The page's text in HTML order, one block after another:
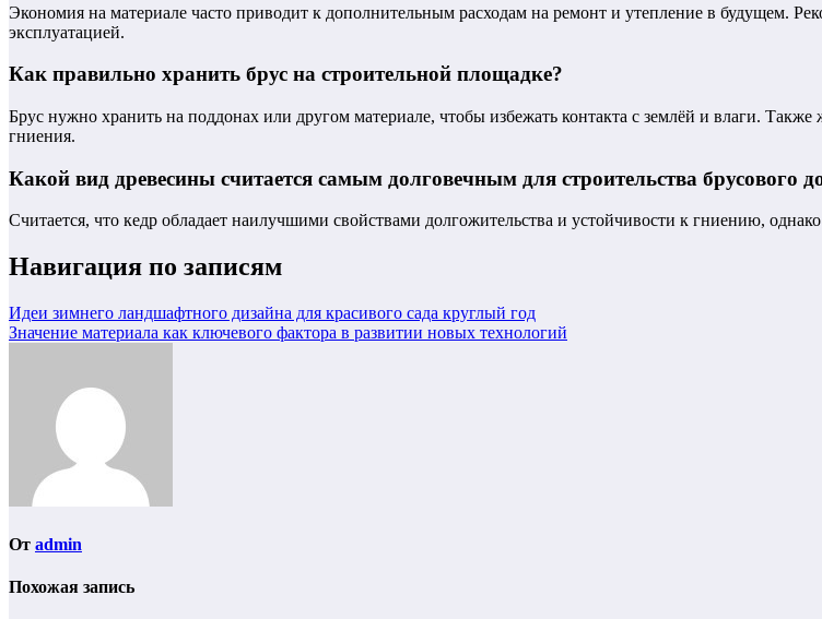
Экономия на материале часто приводит к дополнительным расходам на ремонт и утепление в будущем.
эксплуатацией.
Как правильно хранить брус на строительной площадке?
Брус нужно хранить на поддонах или другом материале, чтобы избежать контакта с землёй и влаги.
гниения.
Какой вид древесины считается самым долговечным для строительства брусового
Считается, что кедр обладает наилучшими свойствами долгожительства и устойчивости к гниению,
Навигация по записям
Идеи зимнего ландшафтного дизайна для красивого сада круглый год
Значение материала как ключевого фактора в развитии новых технологий
От admin
Похожая запись